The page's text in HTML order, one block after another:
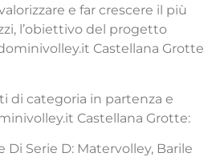
e far crescere il più
l’obiettivo del progetto
Castellana Grotte
di categoria in partenza e
Castellana Grotte:
Di Serie D: Matervolley, Barile